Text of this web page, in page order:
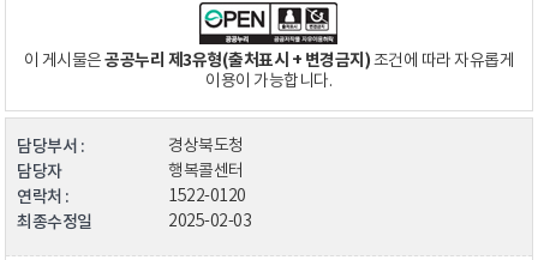
이 게시물은공공누리 제3유형(출처표시 + 변경금지)조건에 따라 자유롭게
이용이 가능합니다.
담당부서 : 경상북도청
담당자 행복콜센터
연락처 : 1522-0120
최종수정일 2025-02-03